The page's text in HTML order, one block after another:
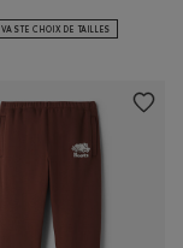
VASTE CHOIX DE TAILLES